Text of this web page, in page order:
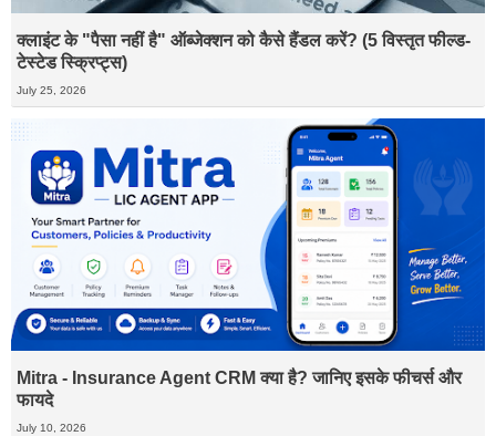
क्लाइंट के "पैसा नहीं है" ऑब्जेक्शन को कैसे हैंडल करें? (5 विस्तृत फील्ड-
टेस्टेड स्क्रिप्ट्स)
July 25, 2026
Mitra - Insurance Agent CRM क्या है? जानिए इसके फीचर्स और
फायदे
July 10, 2026